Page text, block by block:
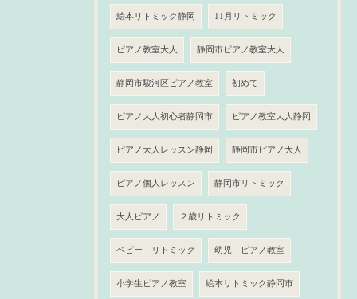
絵本リトミック静岡 11月リトミック
ピアノ教室大人 静岡市ピアノ教室大人
静岡市駿河区ピアノ教室 初めて
ピアノ大人初心者静岡市 ピアノ教室大人静岡
ピアノ大人レッスン静岡 静岡市ピアノ大人
ピアノ個人レッスン 静岡市リトミック
大人ピアノ ２歳リトミック
ベビー リトミック 幼児 ピアノ教室
小学生ピアノ教室 絵本リトミック静岡市